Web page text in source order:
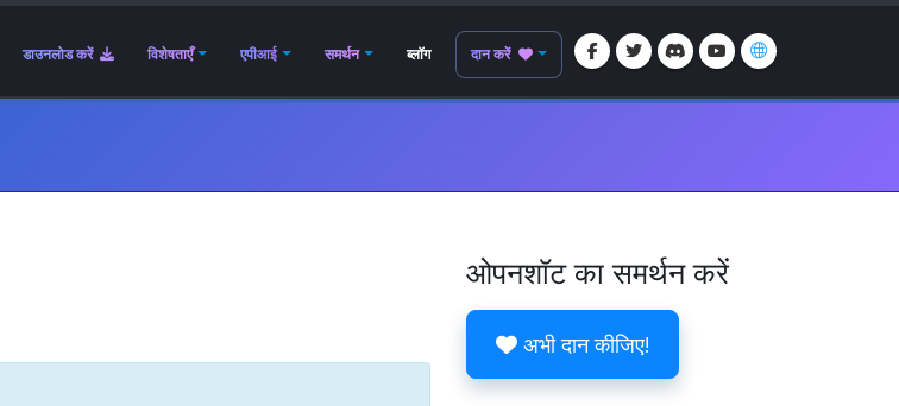
डाउनलोड करें विशेषताएँ एपीआई समर्थन ब्लॉग दान करें
ओपनशॉट का समर्थन करें
अभी दान कीजिए!